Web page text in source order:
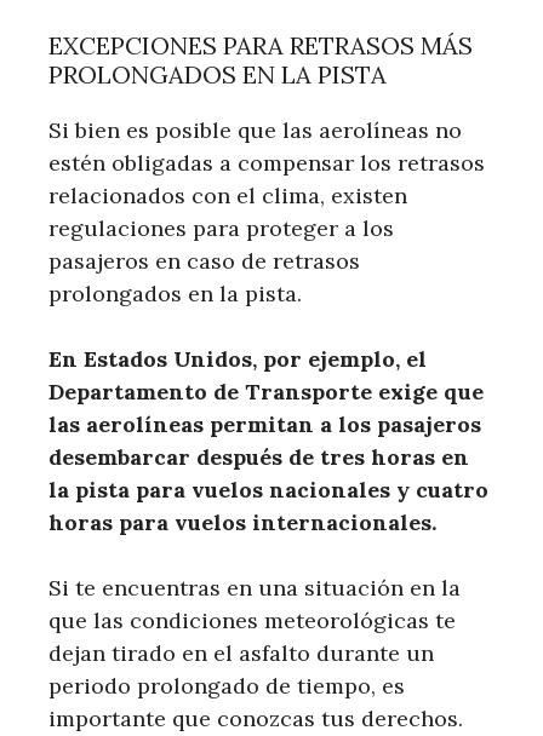
EXCEPCIONES PARA RETRASOS MÁS
PROLONGADOS EN LA PISTA
Si bien es posible que las aerolíneas no
estén obligadas a compensar los retrasos
relacionados con el clima, existen
regulaciones para proteger a los
pasajeros en caso de retrasos
prolongados en la pista.
En Estados Unidos, por ejemplo, el
Departamento de Transporte exige que
las aerolíneas permitan a los pasajeros
desembarcar después de tres horas en
la pista para vuelos nacionales y cuatro
horas para vuelos internacionales.
Si te encuentras en una situación en la
que las condiciones meteorológicas te
dejan tirado en el asfalto durante un
periodo prolongado de tiempo, es
importante que conozcas tus derechos.